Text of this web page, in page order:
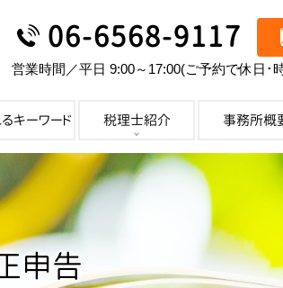
申告
06-6568-9117
営業時間／平日 9:00～17:00(ご予約で休日･
キーワード 税理士紹介 事務所概